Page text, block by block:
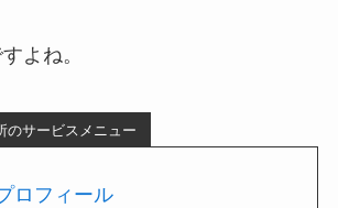
よね。
のサービスメニュー
ロフィール